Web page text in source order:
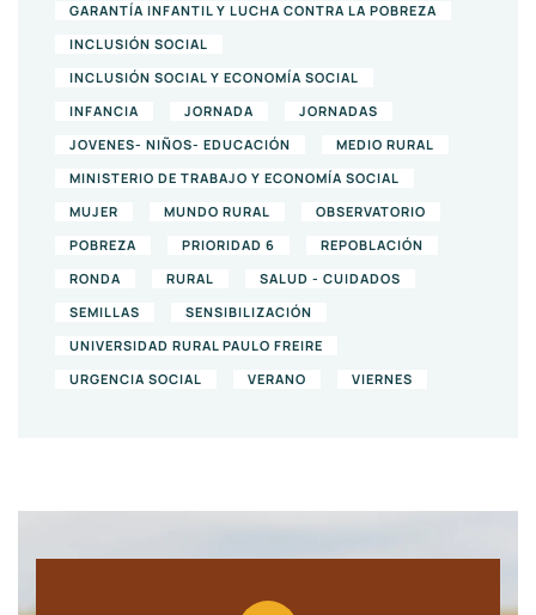
GARANTÍA INFANTIL Y LUCHA CONTRA LA POBREZA
INCLUSIÓN SOCIAL
INCLUSIÓN SOCIAL Y ECONOMÍA SOCIAL
INFANCIA
JORNADA
JORNADAS
JOVENES- NIÑOS- EDUCACIÓN
MEDIO RURAL
MINISTERIO DE TRABAJO Y ECONOMÍA SOCIAL
MUJER
MUNDO RURAL
OBSERVATORIO
POBREZA
PRIORIDAD 6
REPOBLACIÓN
RONDA
RURAL
SALUD - CUIDADOS
SEMILLAS
SENSIBILIZACIÓN
UNIVERSIDAD RURAL PAULO FREIRE
URGENCIA SOCIAL
VERANO VIERNES